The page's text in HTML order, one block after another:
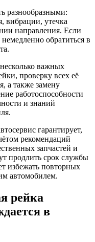
разнообразными:
вибрации, утечка
направления. Если
обратиться в
важных
проверку всех её
а также замену
работоспособности
и знаний
гарантирует,
рекомендаций
запчастей и
продлить срок службы
избежать повторных
автомобилем.
рейка
в